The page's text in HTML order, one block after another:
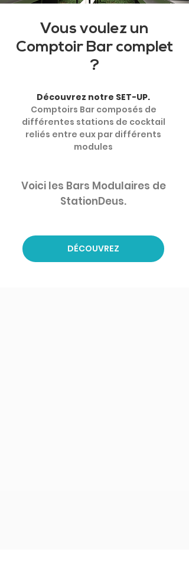
Vous voulez un
Comptoir Bar complet
?
Découvrez notre SET-UP.
Comptoirs Bar composés de
différentes stations de cocktail
reliés entre eux par différents
modules
Voici les Bars Modulaires de
StationDeus.
DÉCOUVREZ